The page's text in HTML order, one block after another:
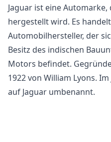
Jaguar ist eine Automarke,
hergestellt wird. Es
Automobilhersteller, der
Besitz des indischen
Motors befindet.
1922 von William Lyons.
auf Jaguar umbenannt.